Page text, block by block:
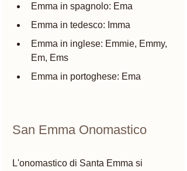
Emma in spagnolo: Ema
Emma in tedesco: Imma
Emma in inglese: Emmie, Emmy,
Em, Ems
Emma in portoghese: Ema
San Emma Onomastico
L'onomastico di Santa Emma si